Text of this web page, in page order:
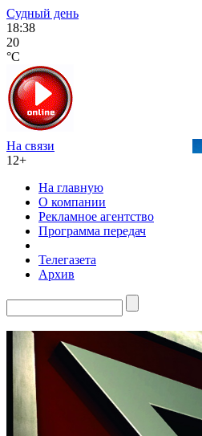
Судный день
18:38
20
°C
На связи
12+
На главную
О компании
Рекламное агентство
Программа передач
Телегазета
Архив